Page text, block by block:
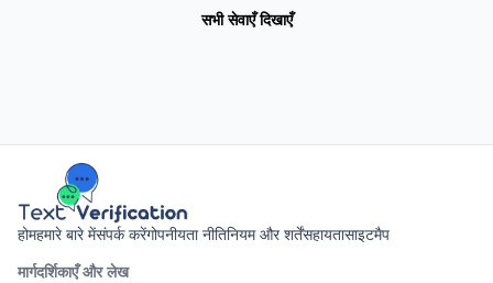
Apple
Neteller
YouTube
सभी सेवाएँ दिखाएँ
होमहमारे बारे मेंसंपर्क करेंगोपनीयता नीतिनियम और शर्तेंसहायतासाइटमैप
मार्गदर्शिकाएँ और लेख